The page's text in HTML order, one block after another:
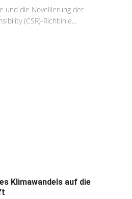
und die Novellierung der
(CSR)-Richtlinie...
Klimawandels auf die